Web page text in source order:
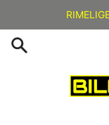
innholdet